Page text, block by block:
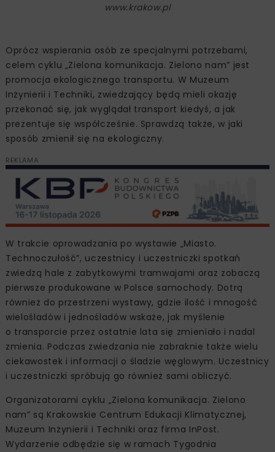
www.krakow.pl
Oprócz wspierania osób ze specjalnymi potrzebami,
celem cyklu „Zielona komunikacja. Zielono nam” jest
promocja ekologicznego transportu. W Muzeum
Inżynierii i Techniki, zwiedzający będą mieli okazję
przekonać się, jak wyglądał transport kiedyś, a jak
prezentuje się współcześnie. Sprawdzą także, w jaki
sposób zmienił się na ekologiczny.
REKLAMA
W trakcie oprowadzania po wystawie „Miasto.
Technoczułość”, uczestnicy i uczestniczki spotkań
zwiedzą hale z zabytkowymi tramwajami oraz zobaczą
pierwsze produkowane w Polsce samochody. Dotrą
również do przestrzeni wystawy, gdzie ilość i mnogość
wielośladów i jednośladów wskaże, jak myślenie
o transporcie przez ostatnie lata się zmieniało i nadal
zmienia. Podczas zwiedzania nie zabraknie także wielu
ciekawostek i informacji o śladzie węglowym. Uczestnicy
i uczestniczki spróbują go również sami obliczyć.
Organizatorami cyklu „Zielona komunikacja. Zielono
nam” są Krakowskie Centrum Edukacji Klimatycznej,
Muzeum Inżynierii i Techniki oraz firma InPost.
Wydarzenie odbędzie się w ramach Tygodnia